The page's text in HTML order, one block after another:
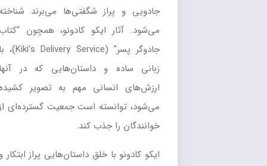
جادويي و پراز شگفتي‌ها مي‌برند شناخته
مي‌شود. آثار ايکو کادونو، همچون “کتاب
جادوگر پسر” (Kiki’s Delivery Service)، با
زباني ساده و داستان‌هايي که در آنها
ارزش‌هاي انساني مهم به تصوير کشيده
مي‌شود، توانسته است جمعيت گسترده‌اي از
خوانندگان را جذب کند.
ايکو کادونو با خلق داستان‌هايي پراز ابتکار و